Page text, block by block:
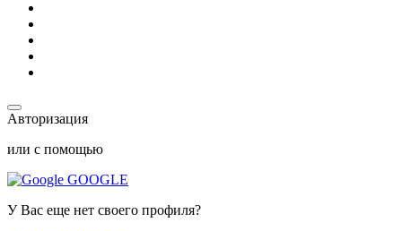
Авторизация
или с помощью
GOOGLE
У Вас еще нет своего профиля?